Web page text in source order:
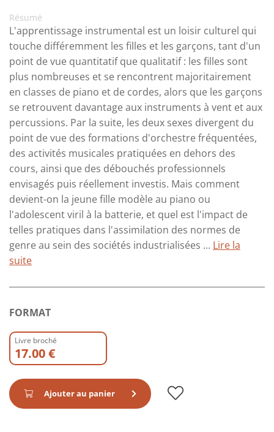
Résumé
L'apprentissage instrumental est un loisir culturel qui
touche différemment les filles et les garçons, tant d'un
point de vue quantitatif que qualitatif : les filles sont
plus nombreuses et se rencontrent majoritairement
en classes de piano et de cordes, alors que les garçons
se retrouvent davantage aux instruments à vent et aux
percussions. Par la suite, les deux sexes divergent du
point de vue des formations d'orchestre fréquentées,
des activités musicales pratiquées en dehors des
cours, ainsi que des débouchés professionnels
envisagés puis réellement investis. Mais comment
devient-on la jeune fille modèle au piano ou
l'adolescent viril à la batterie, et quel est l'impact de
telles pratiques dans l'assimilation des normes de
genre au sein des sociétés industrialisées ... Lire la
suite
FORMAT
Livre broché
17.00 €
Ajouter au panier